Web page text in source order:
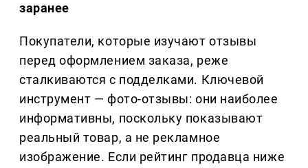
заранее
Покупатели, которые изучают отзывы
перед оформлением заказа, реже
сталкиваются с подделками. Ключевой
инструмент — фото-отзывы: они наиболее
информативны, поскольку показывают
реальный товар, а не рекламное
изображение. Если рейтинг продавца ниже